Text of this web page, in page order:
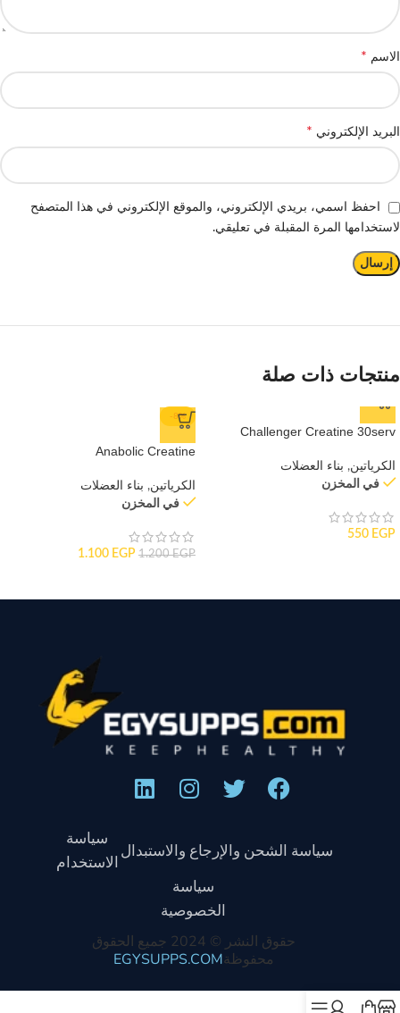
الاسم *
البريد الإلكتروني *
احفظ اسمي، بريدي الإلكتروني، والموقع الإلكتروني في هذا المتصفح
لاستخدامها المرة المقبلة في تعليقي.
منتجات ذات صلة
Challenger Creatine 30serv
الكرياتين, بناء العضلات
في المخزن
550 EGP
-8%
Anabolic Creatine
الكرياتين, بناء العضلات
في المخزن
1.200EGP
1.100 EGP
سياسة الشحن والإرجاع والاستبدال
سياسة
الاستخدام
سياسة
الخصوصية
حقوق النشر © 2024 جميع الحقوق
محفوظةEGYSUPPS.COM